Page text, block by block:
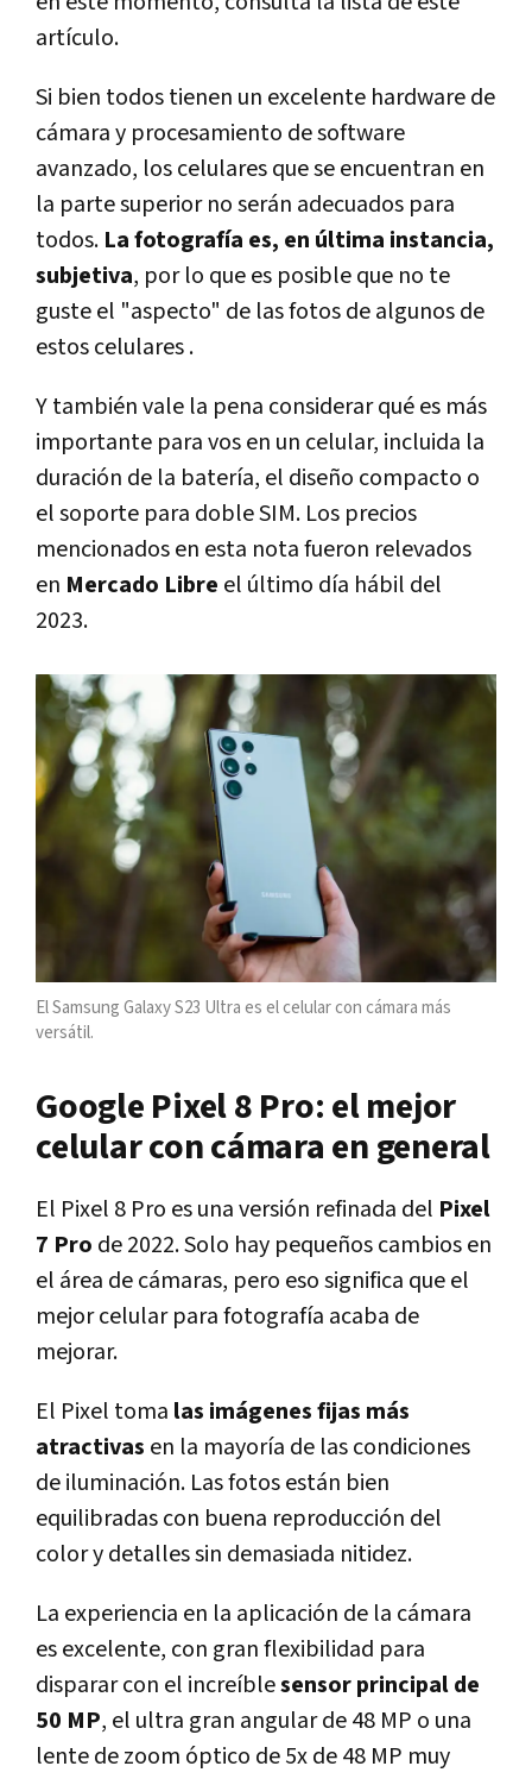
artículo.
Si bien todos tienen un excelente hardware de
cámara y procesamiento de software
avanzado, los celulares que se encuentran en
la parte superior no serán adecuados para
todos. La fotografía es, en última instancia,
subjetiva, por lo que es posible que no te
guste el "aspecto" de las fotos de algunos de
estos celulares .
Y también vale la pena considerar qué es más
importante para vos en un celular, incluida la
duración de la batería, el diseño compacto o
el soporte para doble SIM. Los precios
mencionados en esta nota fueron relevados
en Mercado Libre el último día hábil del
2023.
El Samsung Galaxy S23 Ultra es el celular con cámara más
versátil.
Google Pixel 8 Pro: el mejor
celular con cámara en general
El Pixel 8 Pro es una versión refinada del Pixel
7 Pro de 2022. Solo hay pequeños cambios en
el área de cámaras, pero eso significa que el
mejor celular para fotografía acaba de
mejorar.
El Pixel toma las imágenes fijas más
atractivas en la mayoría de las condiciones
de iluminación. Las fotos están bien
equilibradas con buena reproducción del
color y detalles sin demasiada nitidez.
La experiencia en la aplicación de la cámara
es excelente, con gran flexibilidad para
disparar con el increíblesensor principal de
50 MP, el ultra gran angular de 48 MP o una
lente de zoom óptico de 5x de 48 MP muy